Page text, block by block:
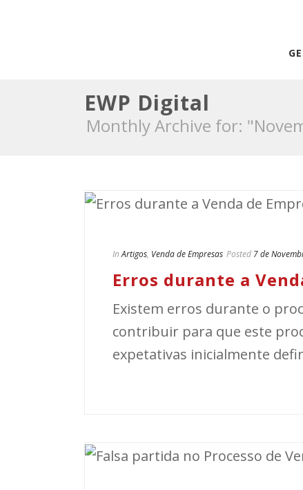
EWP Digital
Monthly Archive for:
In Artigos, Venda de Empresas Posted 7 de
Erros durante a
Existem erros durante o
contribuir para que este
expetativas inicialmente